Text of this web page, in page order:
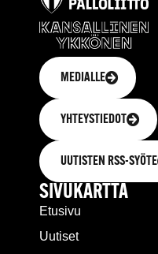
MEDIALLE
YHTEYSTIEDOT
UUTISTEN RSS-SYÖTE
SIVUKARTTA
Etusivu
Uutiset